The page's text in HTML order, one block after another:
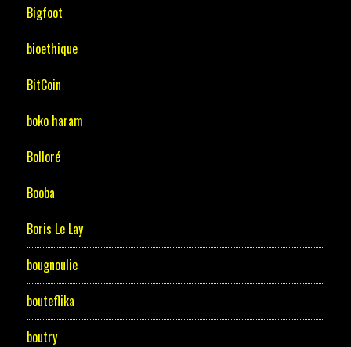
Bigfoot
bioethique
BitCoin
boko haram
Bolloré
Booba
Boris Le Lay
bougnoulie
bouteflika
boutry